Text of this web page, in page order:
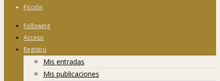
Ficción
Following
Acceso
Registro
Mis entradas
Mis publicaciones